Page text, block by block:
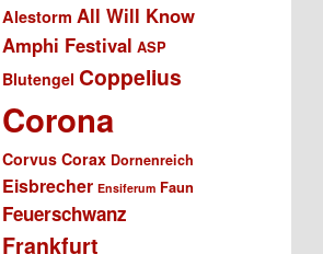
Alestorm All Will Know
Amphi Festival ASP
Blutengel Coppelius
Corona
Corvus Corax Dornenreich
Eisbrecher Ensiferum Faun
Feuerschwanz
Frankfurt